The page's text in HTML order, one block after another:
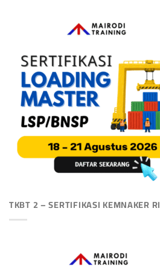
TKBT 2 – SERTIFIKASI KEMNAKER RI